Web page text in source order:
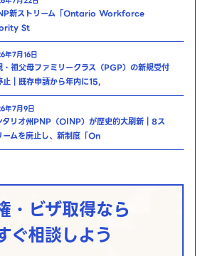
新ストリーム「Ontario Workforce
St
年7月16日
・祖父母ファミリークラス（PGP）の新規受付
止｜既存申請から年内に15,
年7月9日
タリオ州PNP（OINP）が歴史的大刷新｜8ス
ームを廃止し、新制度「On
・ビザ取得なら
ぐ相談しよう